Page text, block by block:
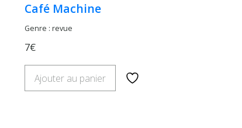
Café Machine
Genre : revue
7€
Ajouter au panier